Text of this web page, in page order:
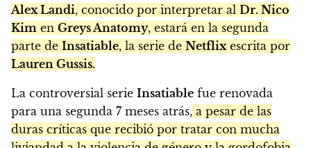
Alex Landi, conocido por interpretar al Dr. Nico
Kim en Greys Anatomy, estará en la segunda
parte de Insatiable, la serie de Netflix escrita por
Lauren Gussis.
La controversial serie Insatiable fue renovada
para una segunda 7 meses atrás, a pesar de las
duras críticas que recibió por tratar con mucha